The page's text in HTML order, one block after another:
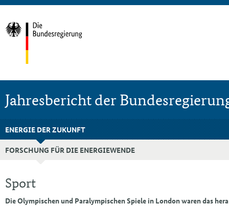
Jahresbericht der
ENERGIE DER ZUKUNFT
FORSCHUNG FÜR DIE ENERGIEWENDE
Sport
Die Olympischen und Paralympischen Spiele in London waren das